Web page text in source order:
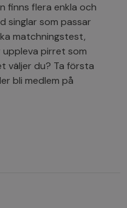
finns flera enkla och
singlar som passar
matchningstest,
pirret som
väljer du? Ta första
bli medlem på